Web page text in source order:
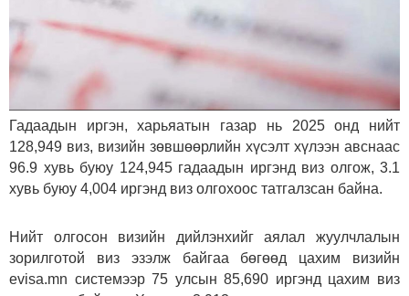
Гадаадын иргэн, харьяатын газар нь 2025 онд нийт
128,949 виз, визийн зөвшөөрлийн хүсэлт хүлээн авснаас
96.9 хувь буюу 124,945 гадаадын иргэнд виз олгож, 3.1
хувь буюу 4,004 иргэнд виз олгохоос татгалзсан байна.
Нийт олгосон визийн дийлэнхийг аялал жуулчлалын
зорилготой виз эзэлж байгаа бөгөөд цахим визийн
evisa.mn системээр 75 улсын 85,690 иргэнд цахим виз